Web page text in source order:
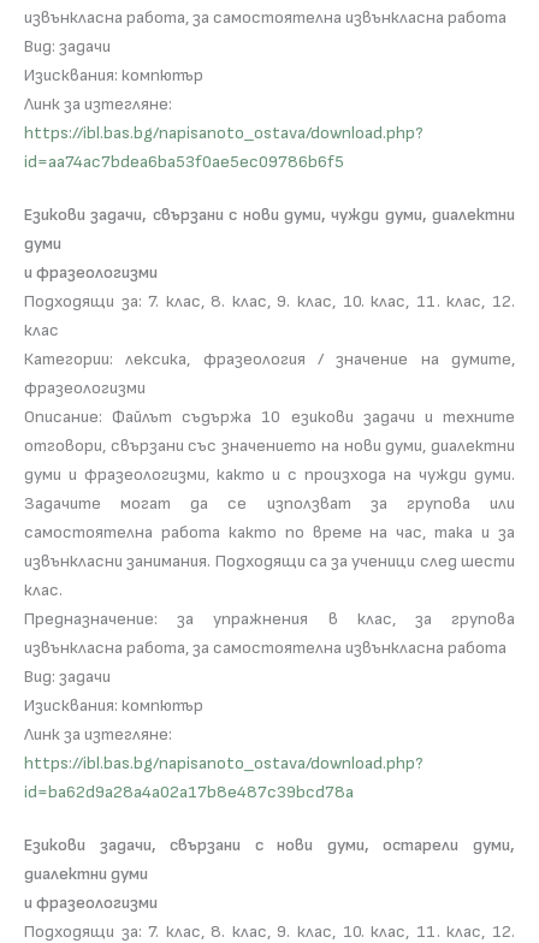
извънкласна работа, за самостоятелна извънкласна работа
Вид: задачи
Изисквания: компютър
Линк за изтегляне:
https://ibl.bas.bg/napisanoto_ostava/download.php?
id=aa74ac7bdea6ba53f0ae5ec09786b6f5
Езикови задачи, свързани с нови думи, чужди думи, диалектни
думи
и фразеологизми
Подходящи за: 7. клас, 8. клас, 9. клас, 10. клас, 11. клас, 12.
клас
Категории: лексика, фразеология / значение на думите,
фразеологизми
Описание: Файлът съдържа 10 езикови задачи и техните
отговори, свързани със значението на нови думи, диалектни
думи и фразеологизми, както и с произхода на чужди думи.
Задачите могат да се използват за групова или
самостоятелна работа както по време на час, така и за
извънкласни занимания. Подходящи са за ученици след шести
клас.
Предназначение: за упражнения в клас, за групова
извънкласна работа, за самостоятелна извънкласна работа
Вид: задачи
Изисквания: компютър
Линк за изтегляне:
https://ibl.bas.bg/napisanoto_ostava/download.php?
id=ba62d9a28a4a02a17b8e487c39bcd78a
Езикови задачи, свързани с нови думи, остарели думи,
диалектни думи
и фразеологизми
Подходящи за: 7. клас, 8. клас, 9. клас, 10. клас, 11. клас, 12.